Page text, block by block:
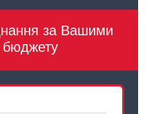
за Вашими
бюджету